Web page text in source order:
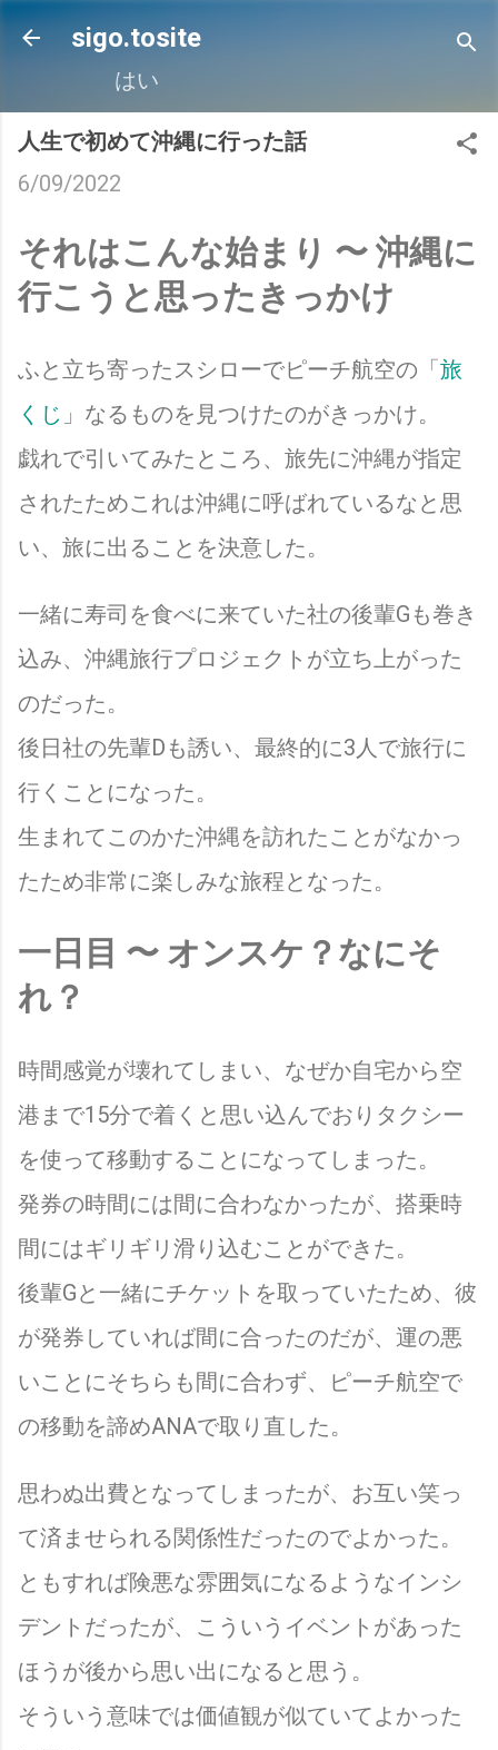
スキップしてメイン コンテンツに移動
sigo.tosite
はい
人生で初めて沖縄に行った話
6/09/2022
それはこんな始まり 〜 沖縄に
行こうと思ったきっかけ
ふと立ち寄ったスシローでピーチ航空の「旅
くじ 」なるものを見つけたのがきっかけ。
戯れで引いてみたところ、旅先に沖縄が指定
されたためこれは沖縄に呼ばれているなと思
い、旅に出ることを決意した。
一緒に寿司を食べに来ていた社の後輩Gも巻き
込み、沖縄旅行プロジェクトが立ち上がった
のだった。
後日社の先輩Dも誘い、最終的に3人で旅行に
行くことになった。
生まれてこのかた沖縄を訪れたことがなかっ
たため非常に楽しみな旅程となった。
一日目 〜 オンスケ？なにそ
れ？
時間感覚が壊れてしまい、なぜか自宅から空
港まで15分で着くと思い込んでおりタクシー
を使って移動することになってしまった。
発券の時間には間に合わなかったが、搭乗時
間にはギリギリ滑り込むことができた。
後輩Gと一緒にチケットを取っていたため、彼
が発券していれば間に合ったのだが、運の悪
いことにそちらも間に合わず、ピーチ航空で
の移動を諦めANAで取り直した。
思わぬ出費となってしまったが、お互い笑っ
て済ませられる関係性だったのでよかった。
ともすれば険悪な雰囲気になるようなインシ
デントだったが、こういうイベントがあった
ほうが後から思い出になると思う。
そういう意味では価値観が似ていてよかった